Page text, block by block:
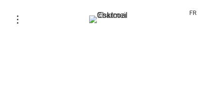
FR